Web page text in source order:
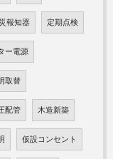
報知器 定期点検
ー電源
取替
配管 木造新築
仮設コンセント